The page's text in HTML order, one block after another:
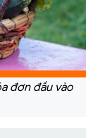
đơn đầu vào